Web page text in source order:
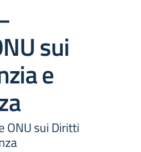
sui
e
ONU sui Diritti